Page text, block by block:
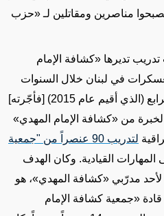
مناصرين ومقاتلين لـ «حزب
تديرها «كشافة الإمام
في لبنان خلال السنوات
الثلاثة الأولى، أما المخيم الرابع (الذي أقيم عام 2015) [فأجّرته]
من «كشافة الإمام المهدي»
لتدريب 90 عنصراً من "جمعية
المهارات القيادية. وكان الهدف
مدرّبي «كشافة المهدي»، هو
قادة «جمعية كشافة الإمام